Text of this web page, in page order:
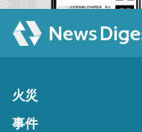
火災
事件